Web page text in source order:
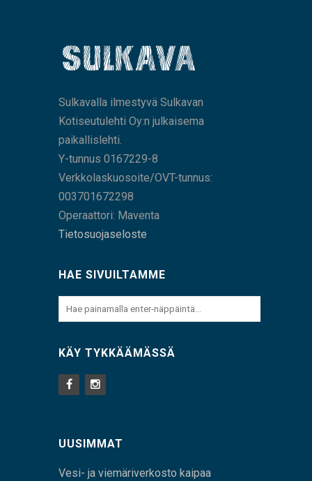
Sulkavalla ilmestyvä Sulkavan
Kotiseutulehti Oy:n julkaisema
paikallislehti.
Y-tunnus 0167229-8
Verkkolaskuosoite/OVT-tunnus:
003701672298
Operaattori: Maventa
Tietosuojaseloste
HAE SIVUILTAMME
KÄY TYKKÄÄMÄSSÄ
UUSIMMAT
Vesi- ja viemäriverkosto kaipaa